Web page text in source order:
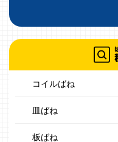
コイルばね
皿ばね
板ばね